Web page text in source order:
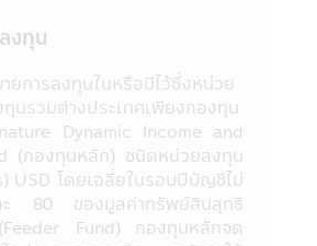
ลหรือตัดสินใจจากเนื้อหาในเว็ป
งานคณะกรรมการ ก.ล.ต. ได้
ละจัดการโครงการของกองทุน
ในแอปพลิเคชันผ่านโทรศัพท์
นการแสดงว่าคณะกรรมการ
กงานคณะกรรมการ ก.ล.ต. ได้
ถูกต้องของข้อมูลในหนังสือชี้
ะกันราคาหน่วยลงทุนที่เสนอ
งทุน
ยการลงทุนในหรือมีไว้ซึ่งหน่วย
นรวมต่างประเทศเพียงกองทุน
Dynamic Income and
(กองทุนหลัก) ชนิดหน่วยลงทุน
USD โดยเฉลี่ยในรอบปีบัญชีไม่
ะ 80 ของมูลค่าทรัพย์สินสุทธิ
Fund) กองทุนหลักจด